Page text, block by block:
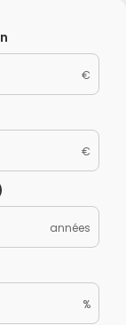
€
€
années
%